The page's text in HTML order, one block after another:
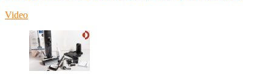
Video